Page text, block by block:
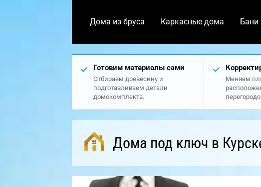
Дома из бруса Каркасные дома Бани
Готовим материалы сами
Отбираем древесину и
подготавливаем детали
домокомплекта.
Меняем
Дома под ключ в